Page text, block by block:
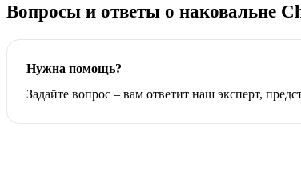
Вопросы и ответы о наковальне
Нужна помощь?
Задайте вопрос – вам ответит наш эксперт,